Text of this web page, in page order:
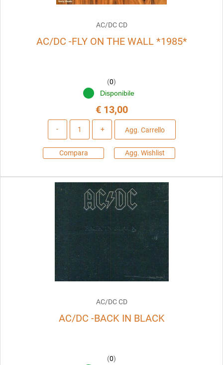
AC/DC CD
AC/DC -FLY ON THE WALL *1985*
(0)
Disponibile
€ 13,00
Agg. Carrello
Compara Agg. Wishlist
AC/DC CD
AC/DC -BACK IN BLACK
(0)